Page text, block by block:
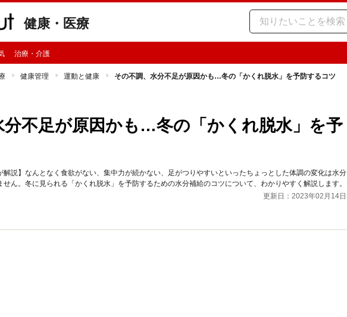
健康・医療
治療・介護
健康管理 運動と健康 その不調、水分不足が原因かも…冬の「かくれ脱水」を予防するコツ
分不足が原因かも…冬の「かくれ脱水」を予
解説】なんとなく食欲がない、集中力が続かない、足がつりやすいといったちょっとした体調の変化は水分
ん。冬に見られる「かくれ脱水」を予防するための水分補給のコツについて、わかりやすく解説します。
更新日：2023年02月14日